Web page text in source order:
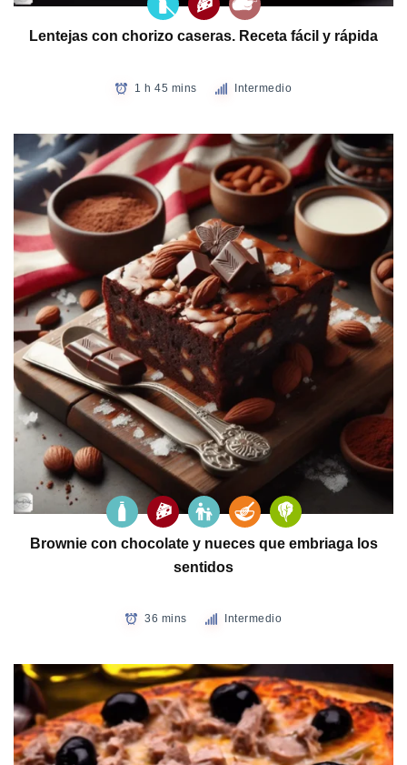
Lentejas con chorizo caseras. Receta fácil y rápida
1 h 45 mins Intermedio
Brownie con chocolate y nueces que embriaga los
sentidos
36 mins Intermedio